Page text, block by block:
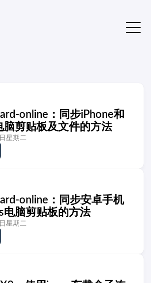
online：同步iPhone和
脑剪贴板及文件的方法
星期二
online：同步安卓手机
电脑剪贴板的方法
星期二